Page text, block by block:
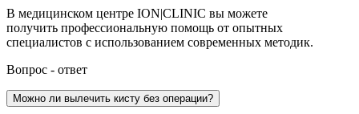
В медицинском центре ION|CLINIC вы можете
получить профессиональную помощь от опытных
специалистов с использованием современных методик.
Вопрос - ответ
Можно ли вылечить кисту без операции?